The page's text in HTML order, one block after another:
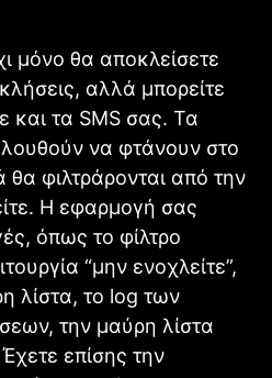
μόνο θα αποκλείσετε
αλλά μπορείτε
και τα SMS σας. Τα
να φτάνουν στο
φιλτράρονται από την
Η εφαρμογή σας
όπως το φίλτρο
“μην ενοχλείτε”,
λίστα, το log των
την μαύρη λίστα
επίσης την